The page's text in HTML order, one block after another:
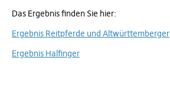
Das Ergebnis finden Sie hier:
Ergebnis Reitpferde und Altwürttemberger
Ergebnis Halfinger